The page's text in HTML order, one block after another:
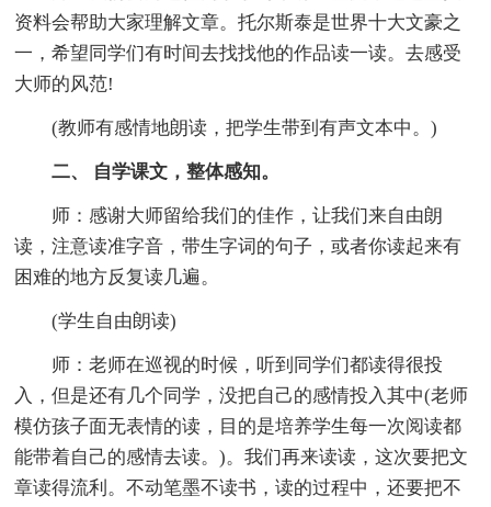
资料会帮助大家理解文章。托尔斯泰是世界十大文豪之
一，希望同学们有时间去找找他的作品读一读。去感受
大师的风范!
(教师有感情地朗读，把学生带到有声文本中。)
二、 自学课文，整体感知。
师：感谢大师留给我们的佳作，让我们来自由朗
读，注意读准字音，带生字词的句子，或者你读起来有
困难的地方反复读几遍。
(学生自由朗读)
师：老师在巡视的时候，听到同学们都读得很投
入，但是还有几个同学，没把自己的感情投入其中(老师
模仿孩子面无表情的读，目的是培养学生每一次阅读都
能带着自己的感情去读。)。我们再来读读，这次要把文
章读得流利。不动笔墨不读书，读的过程中，还要把不